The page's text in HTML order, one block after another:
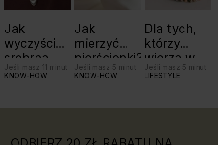
Jak
wyczyścić
srebrną
biżuterię?
Jeśli masz 11 minut
KNOW-HOW
Jak
mierzyć
pierścionki?
Jeśli masz 5 minut
KNOW-HOW
Dla tych,
którzy
wierzą w
swoje siły:
Jeśli masz 5 minut
LIFESTYLE